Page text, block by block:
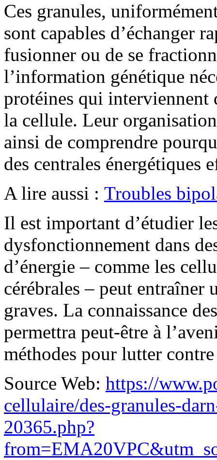
Ces granules,
sont capables d’échanger
fusionner ou de se
l’information génétique
protéines qui interviennent
la cellule. Leur
ainsi de comprendre
des centrales énergétiques
A lire aussi : Troubles
Il est important d’étudier
dysfonctionnement dans
d’énergie – comme les
cérébrales – peut entraîner
graves. La connaissance
permettra peut-être à
méthodes pour lutter
Source Web: https://
cellulaire/des-granules-
20365.php?